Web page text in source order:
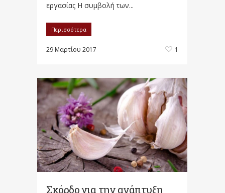
εργασίας Η συμβολή των...
Περισσότερα
29 Μαρτίου 2017 1
Σκόρδο για την ανάπτυξη